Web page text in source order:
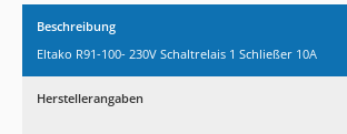
Beschreibung
Eltako R91-100- 230V Schaltrelais 1 Schließer 10A
Herstellerangaben